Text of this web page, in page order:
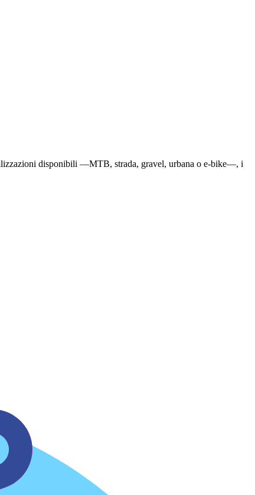
disponibili —MTB, strada, gravel, urbana o e-bike—, i